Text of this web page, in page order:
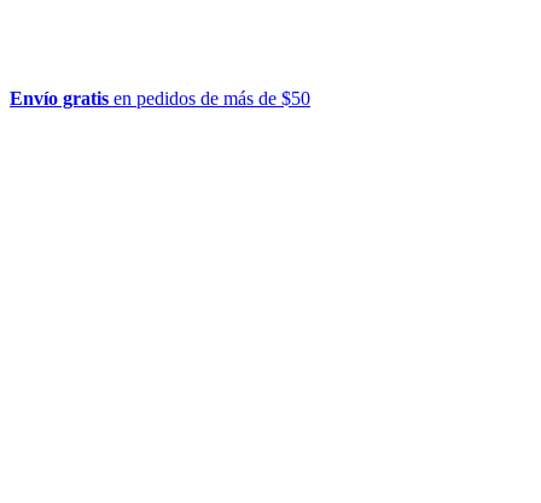
Envío gratis en pedidos de más de $50